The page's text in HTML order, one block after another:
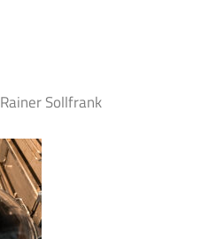
Rainer Sollfrank